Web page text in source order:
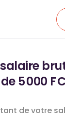
5 000 F
de votre